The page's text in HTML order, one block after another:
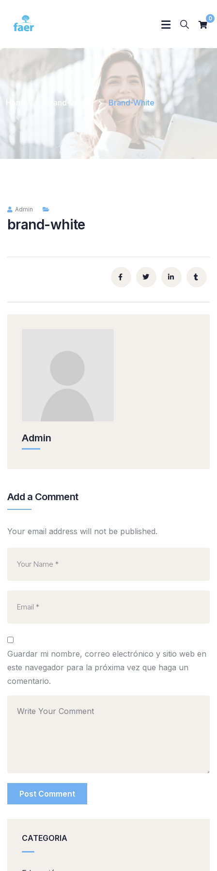
0
Home Brand-White Brand-White
Admin
brand-white
Admin
Add a Comment
Your email address will not be published.
Guardar mi nombre, correo electrónico y sitio web en
este navegador para la próxima vez que haga un
comentario.
CATEGORIA